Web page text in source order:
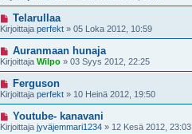
Telarullaa
Kirjoittaja perfekt » 05 Loka 2012, 10:59
Auranmaan hunaja
Kirjoittaja Wilpo » 03 Syys 2012, 22:25
Ferguson
Kirjoittaja perfekt » 10 Heinä 2012, 19:50
Youtube- kanavani
Kirjoittaja jyväjemmari1234 » 12 Kesä 2012, 23:03